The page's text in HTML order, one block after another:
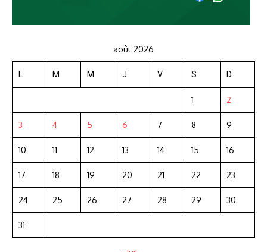
août 2026
L M M J V S D
1 2
3 4 5 6 7 8 9
10 11 12 13 14 15 16
17 18 19 20 21 22 23
24 25 26 27 28 29 30
31